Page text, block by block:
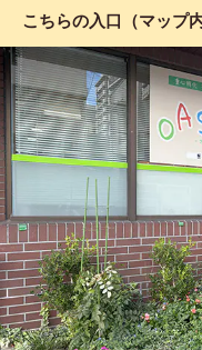
こちらの入口（マップ